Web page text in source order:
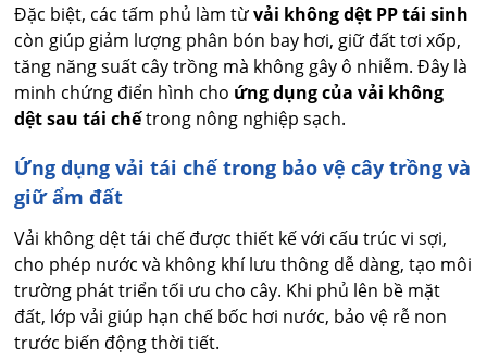
Đặc biệt, các tấm phủ làm từvải không dệt PP tái sinh
còn giúp giảm lượng phân bón bay hơi, giữ đất tơi xốp,
tăng năng suất cây trồng mà không gây ô nhiễm. Đây là
minh chứng điển hình cho ứng dụng của vải không
dệt sau tái chếtrong nông nghiệp sạch.
Ứng dụng vải tái chế trong bảo vệ cây trồng và
giữ ẩm đất
Vải không dệt tái chế được thiết kế với cấu trúc vi sợi,
cho phép nước và không khí lưu thông dễ dàng, tạo môi
trường phát triển tối ưu cho cây. Khi phủ lên bề mặt
đất, lớp vải giúp hạn chế bốc hơi nước, bảo vệ rễ non
trước biến động thời tiết.